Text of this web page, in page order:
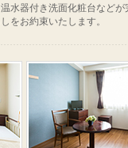
水器付き洗面化粧台など
をお約束いたします。